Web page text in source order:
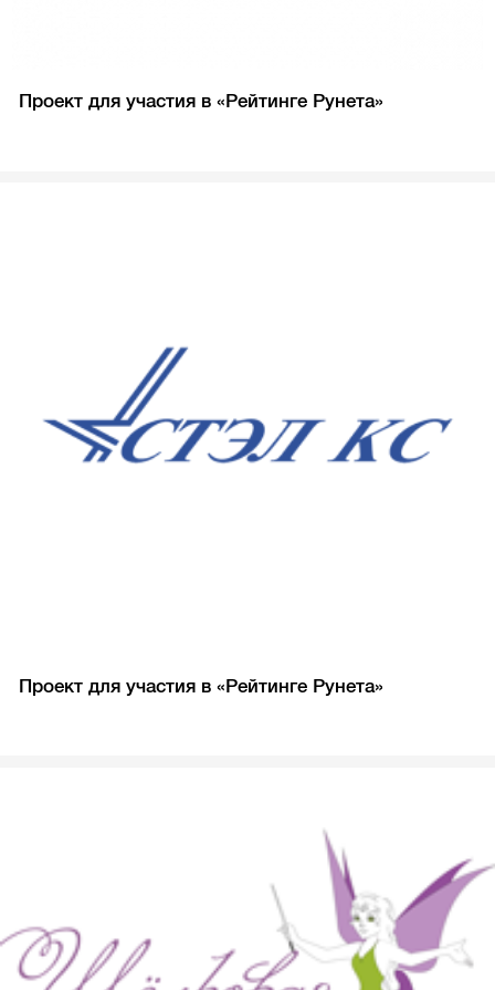
Проект для участия в «Рейтинге Рунета»
Проект для участия в «Рейтинге Рунета»